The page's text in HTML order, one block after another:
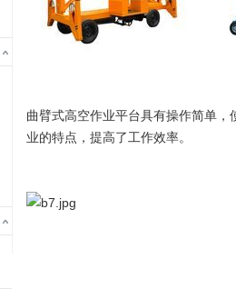
曲臂式高空作业平台具有操作简单
业的特点，提高了工作效率。